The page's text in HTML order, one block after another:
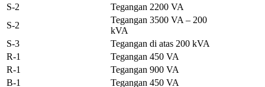
S-2
Tegangan 2200 VA
S-2
Tegangan 3500 VA – 200
kVA
S-3
Tegangan di atas 200 kVA
R-1
Tegangan 450 VA
R-1
Tegangan 900 VA
B-1
Tegangan 450 VA